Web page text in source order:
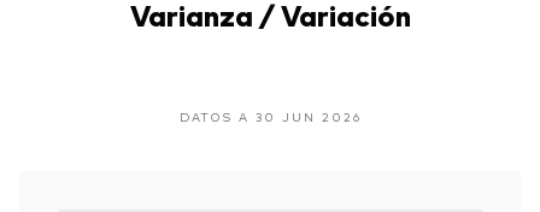
Varianza / Variación
DATOS A 30 JUN 2026